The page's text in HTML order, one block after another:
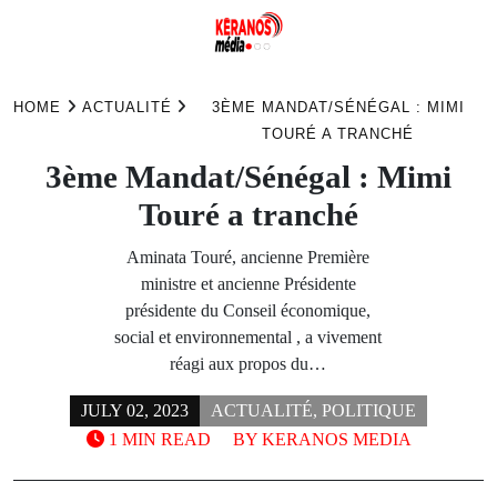
HOME ACTUALITÉ
3ÈME MANDAT/SÉNÉGAL : MIMI
TOURÉ A TRANCHÉ
3ème Mandat/Sénégal : Mimi
Touré a tranché
Aminata Touré, ancienne Première
ministre et ancienne Présidente
présidente du Conseil économique,
social et environnemental , a vivement
réagi aux propos du…
JULY 02, 2023 ACTUALITÉ, POLITIQUE
BY KERANOS MEDIA
1 MIN READ